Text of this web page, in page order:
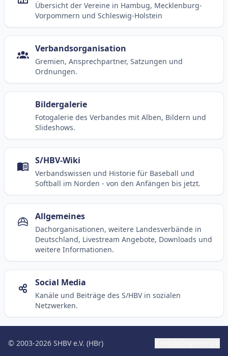
Übersicht der Vereine in Hambug, Mecklenburg-
Vorpommern und Schleswig-Holstein
Verbandsorganisation
Gremien, Ansprechpartner, Satzungen und
Ordnungen.
Bildergalerie
Fotogalerie des Verbandes mit Alben, Bildern und
Slideshows.
S/HBV-Wiki
Verbandswissen und Historie für Baseball und
Softball im Norden - von den Anfängen bis jetzt.
Allgemeines
Dachorganisationen, weitere Landesverbände in
Deutschland, Livestream Angebote, Downloads und
weitere Informationen.
Social Media
Kanäle und Beiträge des S/HBV in sozialen
Netzwerken.
© 2003-2026 SHBV e.V. (HBr)